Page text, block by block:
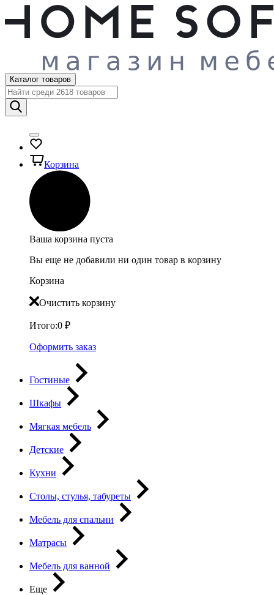
Каталог товаров
Корзина
Ваша корзина пуста
Вы еще не добавили ни один товар в корзину
Корзина
Очистить корзину
Итого:0 ₽
Оформить заказ
Гостиные
Шкафы
Мягкая мебель
Детские
Кухни
Столы, стулья, табуреты
Мебель для спальни
Матрасы
Мебель для ванной
Еще